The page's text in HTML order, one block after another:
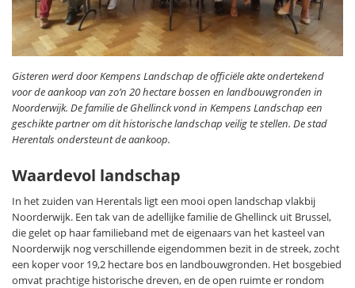
Gisteren werd door Kempens Landschap de officiële akte ondertekend
voor de aankoop van zo’n 20 hectare bossen en landbouwgronden in
Noorderwijk. De familie de Ghellinck vond in Kempens Landschap een
geschikte partner om dit historische landschap veilig te stellen. De stad
Herentals ondersteunt de aankoop.
Waardevol landschap
In het zuiden van Herentals ligt een mooi open landschap vlakbij
Noorderwijk. Een tak van de adellijke familie de Ghellinck uit Brussel,
die gelet op haar familieband met de eigenaars van het kasteel van
Noorderwijk nog verschillende eigendommen bezit in de streek, zocht
een koper voor 19,2 hectare bos en landbouwgronden. Het bosgebied
omvat prachtige historische dreven, en de open ruimte er rondom